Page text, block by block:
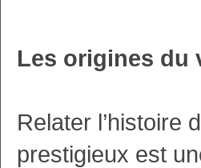
Les origines du
Relater l’histoire
prestigieux est